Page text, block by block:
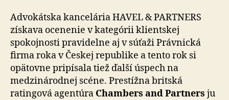
Advokátska kancelária HAVEL & PARTNERS
získava ocenenie v kategórii klientskej
spokojnosti pravidelne aj v súťaži Právnická
firma roka v Českej republike a tento rok si
opätovne pripísala tiež ďalší úspech na
medzinárodnej scéne. Prestížna britská
ratingová agentúra Chambers and Partners ju